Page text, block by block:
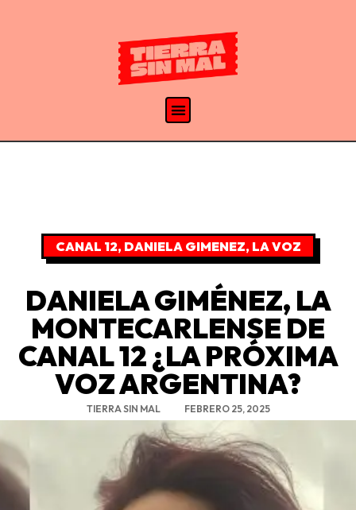
CANAL 12, DANIELA GIMENEZ, LA VOZ
DANIELA GIMÉNEZ, LA
MONTECARLENSE DE
CANAL 12 ¿LA PRÓXIMA
VOZ ARGENTINA?
TIERRA SIN MAL FEBRERO 25, 2025